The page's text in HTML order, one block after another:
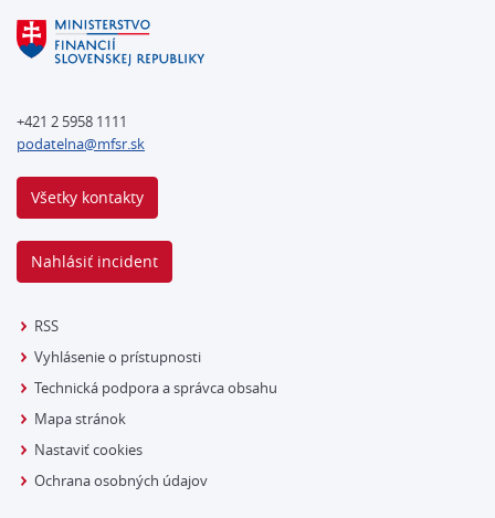
+421 2 5958 1111
podatelna@mfsr.sk
Všetky kontakty
Nahlásiť incident
RSS
Vyhlásenie o prístupnosti
Technická podpora a správca obsahu
Mapa stránok
Nastaviť cookies
Ochrana osobných údajov